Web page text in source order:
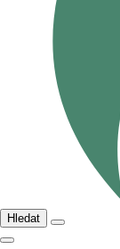
Hledat